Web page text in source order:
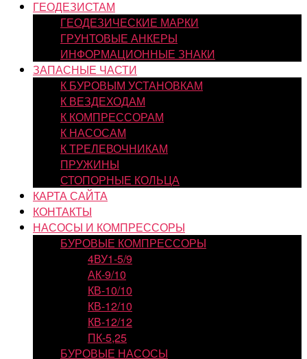
ГЕОДЕЗИСТАМ
ГЕОДЕЗИЧЕСКИЕ МАРКИ
ГРУНТОВЫЕ АНКЕРЫ
ИНФОРМАЦИОННЫЕ ЗНАКИ
ЗАПАСНЫЕ ЧАСТИ
К БУРОВЫМ УСТАНОВКАМ
К ВЕЗДЕХОДАМ
К КОМПРЕССОРАМ
К НАСОСАМ
К ТРЕЛЕВОЧНИКАМ
ПРУЖИНЫ
СТОПОРНЫЕ КОЛЬЦА
КАРТА САЙТА
КОНТАКТЫ
НАСОСЫ И КОМПРЕССОРЫ
БУРОВЫЕ КОМПРЕССОРЫ
4ВУ1-5/9
АК-9/10
КВ-10/10
КВ-12/10
КВ-12/12
ПК-5,25
БУРОВЫЕ НАСОСЫ